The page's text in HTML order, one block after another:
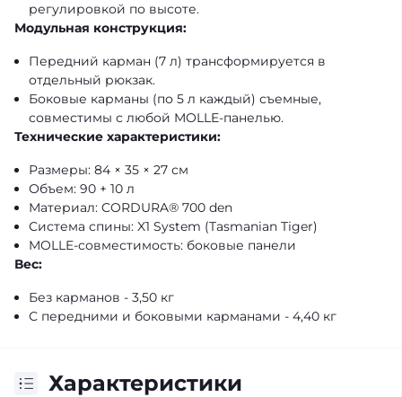
регулировкой по высоте.
Модульная конструкция:
Передний карман (7 л) трансформируется в
отдельный рюкзак.
Боковые карманы (по 5 л каждый) съемные,
совместимы с любой MOLLE-панелью.
Технические характеристики:
Размеры: 84 × 35 × 27 см
Объем: 90 + 10 л
Материал: CORDURA® 700 den
Система спины: X1 System (Tasmanian Tiger)
MOLLE-совместимость: боковые панели
Вес:
Без карманов - 3,50 кг
С передними и боковыми карманами - 4,40 кг
Характеристики